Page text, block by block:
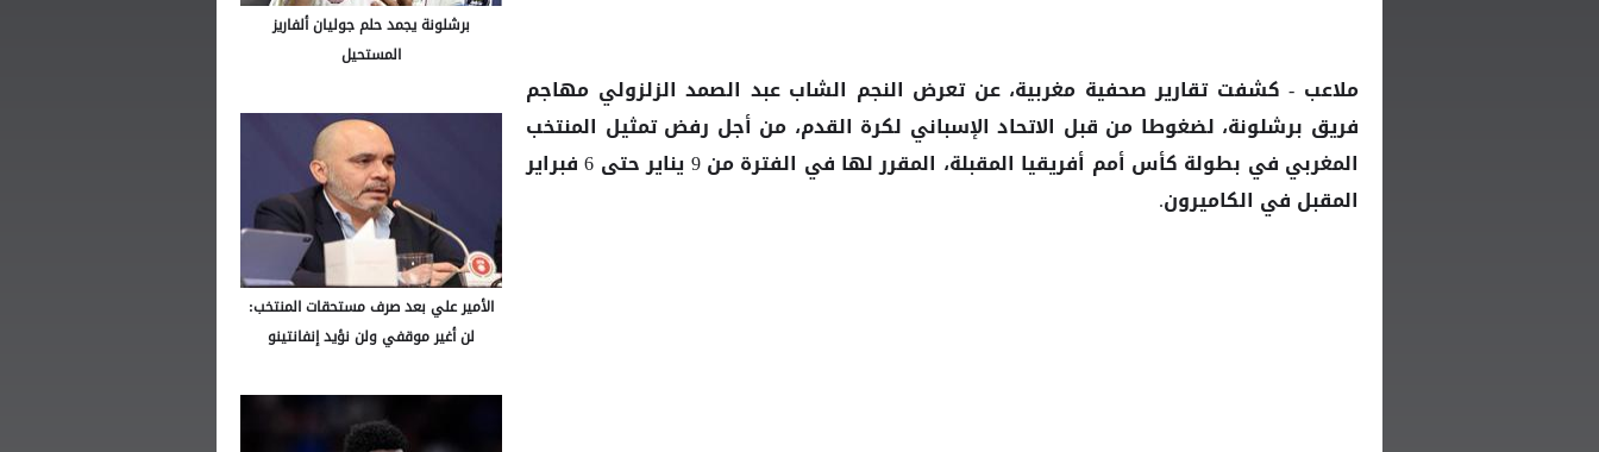
ملاعب - كشفت تقارير صحفية مغربية، عن تعرض النجم الشاب عبد الصمدالزلزولي مهاجم
فريق برشلونة، لضغوطا من قبل الاتحاد الإسباني لكرة القدم، من أجل رفض تمثيل المنتخب
المغربي
في بطولة كأس أمم أفريقيا المقبلة، المقرر لها في الفترة من 9 يناير حتى 6 فبراير
المقبل في الكاميرون.
برشلونة يجمد حلم جوليان ألفاريز
المستحيل
الأمير علي بعد صرف مستحقات المنتخب:
لن أغير موقفي ولن نؤيد إنفانتينو